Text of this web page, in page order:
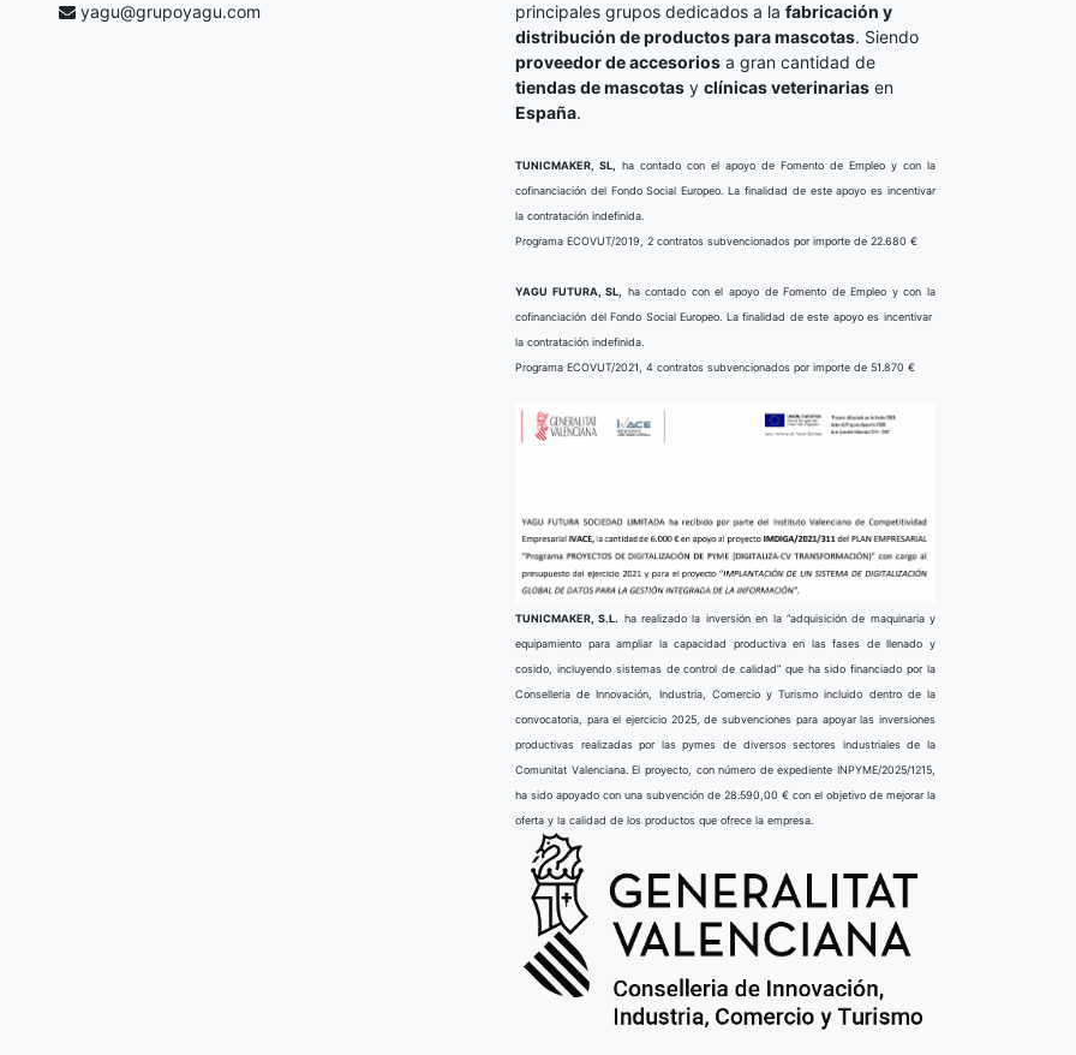
yagu@grupoyagu.com
principales grupos dedicados a la fabricación y
distribución de productos para mascotas. Siendo
proveedor de accesorios a gran cantidad de
tiendas de mascotas y clínicas veterinarias en
España.
TUNICMAKER, SL,
ha contado con el apoyo de Fomento de Empleo y con la
cofinanciación del Fondo Social Europeo. La finalidad de este apoyo es incentivar
la contratación indefinida.
Programa ECOVUT/2019, 2 contratos subvencionados por importe de 22.680 €
YAGU FUTURA, SL,
ha contado con el apoyo de Fomento de Empleo y con la
cofinanciación del Fondo Social Europeo. La finalidad de este apoyo es incentivar
la contratación indefinida.
Programa ECOVUT/2021, 4 contratos subvencionados por importe de 51.870 €
TUNICMAKER, S.L. ha realizado la inversión en la “adquisición de maquinaria y
equipamiento para ampliar la capacidad productiva en las fases de llenado y
cosido, incluyendo sistemas de control de calidad” que ha sido financiado por la
Conselleria de Innovación, Industria, Comercio y Turismo incluido dentro de la
convocatoria, para el ejercicio 2025, de subvenciones para apoyar las inversiones
productivas realizadas por las pymes de diversos sectores industriales de la
Comunitat Valenciana. El proyecto, con número de expediente INPYME/2025/1215,
ha sido apoyado con una subvención de 28.590,00 € con el objetivo de mejorar la
oferta y la calidad de los productos que ofrece la empresa.